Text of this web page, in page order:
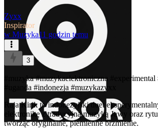
Zyxx
Inspirator
w Muzyka11 godzin temu
3
#muzyka #muzykaelektroniczna #experimental
#uganda #indonezja #muzykazyxx
Raja Kirik to indonezyjski duet
elektronikę z tradycyjną muzyką Jawy oraz
tworząc oryginalne, plemienne brzmienie.